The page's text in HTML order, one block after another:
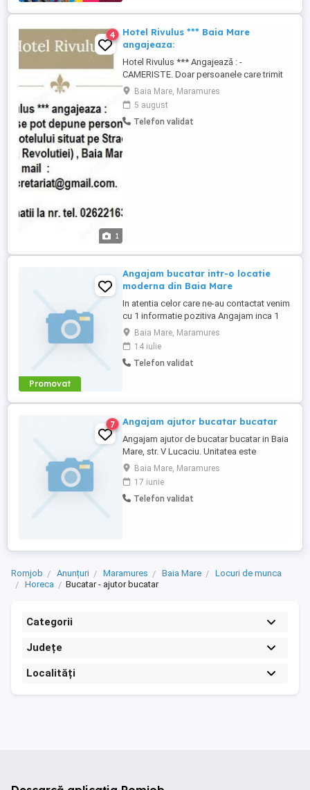
1
4
Hotel Rivulus *** Baia Mare
angajeaza:
Hotel Rivulus *** Angajează : -
CAMERISTE. Doar persoanele care trimit
CV-ul la adresa de mail menționată în
poza anunțului sau depun personal CV-ul
la recepția hotelului Rivulus,str. Culturii nr.3
intră în preselecția pentru un interviu.Să se
Baia Mare, Maramures
5 august
Telefon validat
Promovat
Angajam bucatar intr-o locatie
moderna din Baia Mare
In atentia celor care ne-au contactat venim
cu 1 informatie pozitiva Angajam inca 1
bucatar. Conditii: cunostinte avansate in
bucatarie. Pentru cei care nu ne cunosc
avem echipa frumoasa, persoane cu
initiativa, conditii de munca optime locatie
Baia Mare, Maramures
14 iulie
Telefon validat
7 Angajam ajutor bucatar bucatar
Angajam ajutor de bucatar bucatar in Baia
Mare, str. V Lucaciu. Unitatea este
moderna, conditiile de munca sunt optime
iar echipa este super. Programul de lucru
este de 8 ore pe saptamana. Salarizare si
alte detalii se vor discuta la interviu. Daca
Baia Mare, Maramures
17 iunie
Telefon validat
Romjob Anunțuri Maramures Baia Mare
Locuri de munca
Horeca
Bucatar - ajutor bucatar
Categorii
Județe
Localități